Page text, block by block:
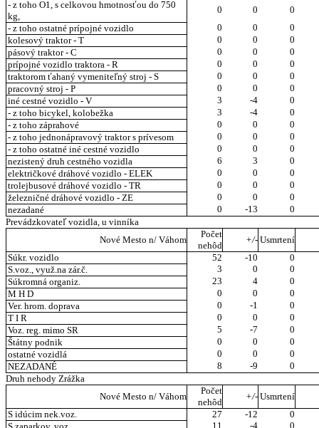
- z toho O1, s celkovou hmotnosťou do 750
kg,
0 0
0
- z toho ostatné prípojné vozidlo
0 0
0
kolesový traktor - T
0 0
0
pásový traktor - C
0 0
0
prípojné vozidlo traktora - R
0 0
0
traktorom ťahaný vymeniteľný stroj - S
0 0
0
pracovný stroj - P
0 0
0
iné cestné vozidlo - V
3 -4
0
- z toho bicykel, kolobežka
3 -4
0
- z toho záprahové
0 0
0
- z toho jednonápravový traktor s prívesom
0 0
0
- z toho ostatné iné cestné vozidlo
0 0
0
nezistený druh cestného vozidla
6 3
0
električkové dráhové vozidlo - ELEK
0 0
0
trolejbusové dráhové vozidlo - TR
0 0
0
železničné dráhové vozidlo - ZE
0 0
0
nezadané
0 -13
0
Prevádzkovateľ vozidla, u vinníka
Nové Mesto n/ Váhom
Počet
nehôd
+/- Usmrtení
Súkr. vozidlo
52 -10
0
S.voz., využ.na zár.č.
3 0
0
Súkromná organiz.
23 4
0
M H D
0 0
0
Ver. hrom. doprava
0 -1
0
T I R
0 0
0
Voz. reg. mimo SR
5 -7
0
Štátny podnik
0 0
0
ostatné vozidlá
0 0
0
NEZADANÉ
8 -9
0
Druh nehody Zrážka
Nové Mesto n/ Váhom
Počet
nehôd
+/- Usmrtení
S idúcim nek.voz.
27 -12
0
11 -4 0